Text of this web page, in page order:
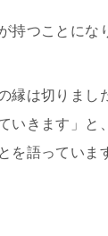
持つことにな
縁は切りま
いきます」と
を語っていま